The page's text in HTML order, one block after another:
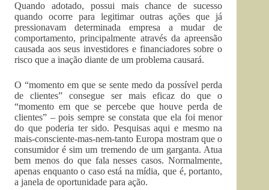
Quando adotado, possui mais chance de sucesso
quando ocorre para legitimar outras ações que já
pressionavam determinada empresa a mudar de
comportamento, principalmente através da apreensão
causada aos seus investidores e financiadores sobre o
risco que a inação diante de um problema causará.
O “momento em que se sente medo da possível perda
de clientes” consegue ser mais eficaz do que o
“momento em que se percebe que houve perda de
clientes” – pois sempre se constata que ela foi menor
do que poderia ter sido. Pesquisas aqui e mesmo na
mais-consciente-mas-nem-tanto Europa mostram que o
consumidor é sim um tremendo de um garganta. Atua
bem menos do que fala nesses casos. Normalmente,
apenas enquanto o caso está na mídia, que é, portanto,
a janela de oportunidade para ação.